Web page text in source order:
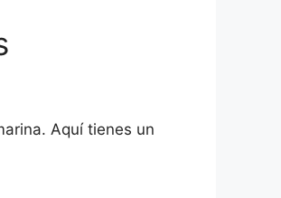
Aquí tienes un